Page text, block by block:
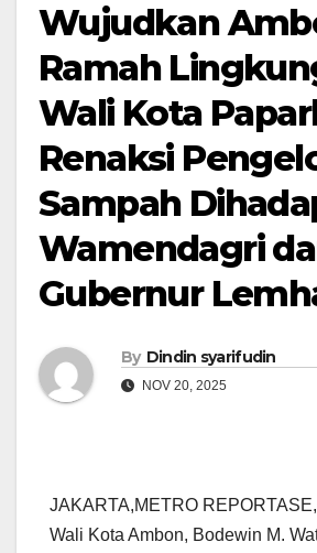
Wujudkan
Ramah
Wali Kota
Renaksi
Sampah
Wamendagri
Gubernur
By Dindin syarifudin
NOV 20, 2025
JAKARTA,METRO
Wali Kota Ambon, Bodewin M.